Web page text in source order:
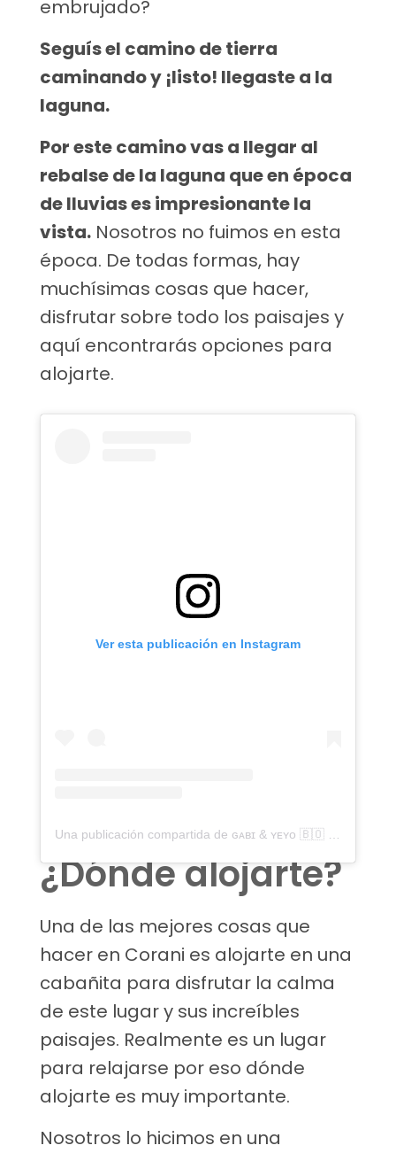
embrujado?
Seguís el camino de tierra
caminando y ¡listo! llegaste a la
laguna.
Por este camino vas a llegar al
rebalse de la laguna que en época
de lluvias es impresionante la
vista. Nosotros no fuimos en esta
época. De todas formas, hay
muchísimas cosas que hacer,
disfrutar sobre todo los paisajes y
aquí encontrarás opciones para
alojarte.
Ver esta publicación en Instagram
¿Dónde alojarte?
Una de las mejores cosas que
hacer en Corani es alojarte en una
cabañita para disfrutar la calma
de este lugar y sus increíbles
paisajes. Realmente es un lugar
para relajarse por eso dónde
alojarte es muy importante.
Nosotros lo hicimos en una